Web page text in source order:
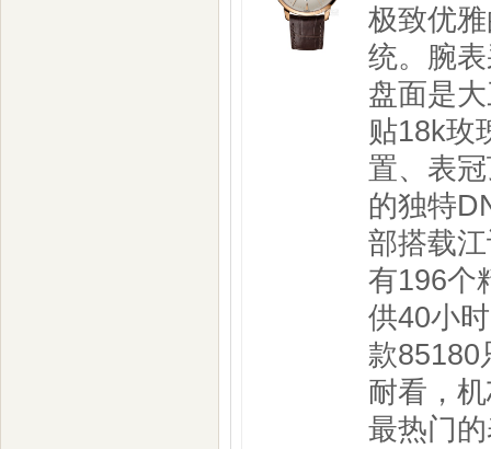
极致优
统。腕
盘面是
贴18k玫
置、表
的独特
部搭载
有196个
供40小
款85180
耐看，
最热门